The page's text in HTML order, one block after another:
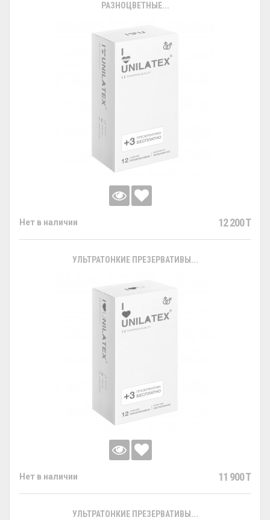
РАЗНОЦВЕТНЫЕ...
Нет в наличии 12 200 T
УЛЬТРАТОНКИЕ ПРЕЗЕРВАТИВЫ...
Нет в наличии 11 900 T
УЛЬТРАТОНКИЕ ПРЕЗЕРВАТИВЫ...